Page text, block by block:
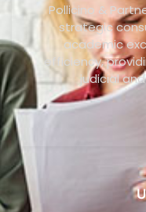
Pollicino &
strategic
academic
efficiency,
judicial